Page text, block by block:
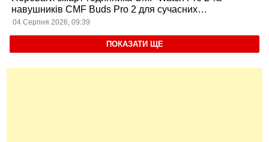
навушників CMF Buds Pro 2 для сучасних
користувачів
04 Серпня 2026, 09:39
ПОКАЗАТИ ЩЕ